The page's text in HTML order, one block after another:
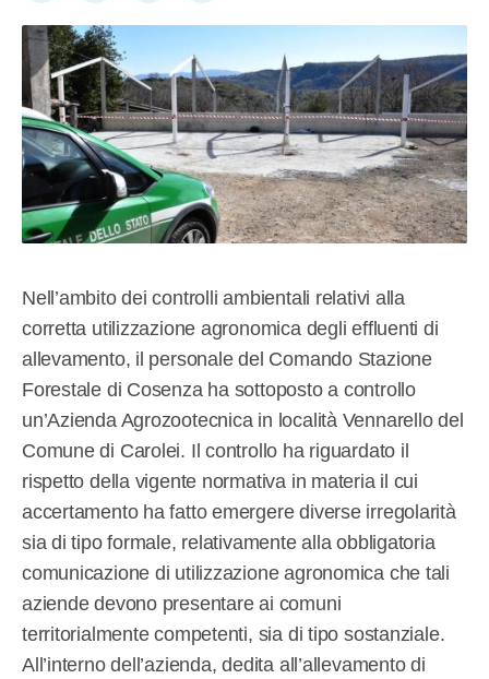
Nell’ambito dei controlli ambientali relativi alla
corretta utilizzazione agronomica degli effluenti di
allevamento, il personale del Comando Stazione
Forestale di Cosenza ha sottoposto a controllo
un’Azienda Agrozootecnica in località Vennarello del
Comune di Carolei. Il controllo ha riguardato il
rispetto della vigente normativa in materia il cui
accertamento ha fatto emergere diverse irregolarità
sia di tipo formale, relativamente alla obbligatoria
comunicazione di utilizzazione agronomica che tali
aziende devono presentare ai comuni
territorialmente competenti, sia di tipo sostanziale.
All’interno dell’azienda, dedita all’allevamento di